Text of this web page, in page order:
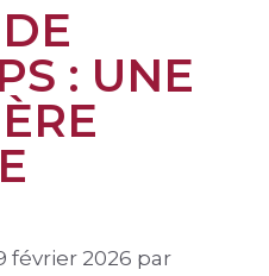
: UNE
février 2026 par